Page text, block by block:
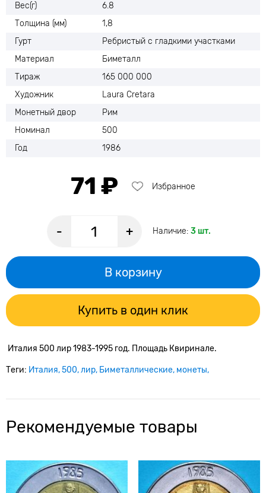
Вес(г)
6.8
Толщина (мм)
1,8
Гурт
Ребристый с гладкими участками
Материал
Биметалл
Тираж
165 000 000
Художник
Laura Cretara
Монетный двор
Рим
Номинал
500
Год
1986
71 ₽ Избранное
- + Наличие: 3 шт.
В корзину
Купить в один клик
Италия 500 лир 1983-1995 год. Площадь Квиринале.
Теги: Италия 500 лир Биметаллические монеты
Рекомендуемые товары